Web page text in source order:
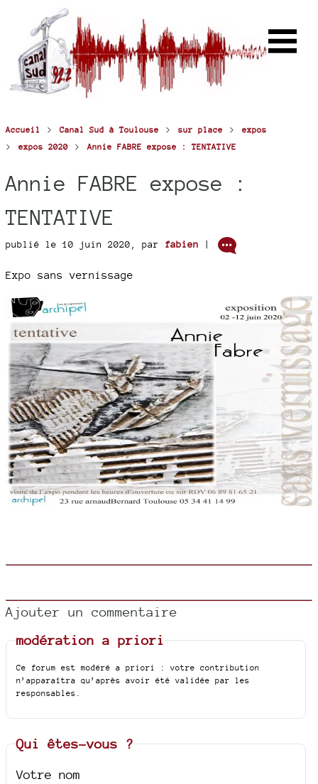
Accueil > Canal Sud à Toulouse > sur place > expos
> expos 2020 > Annie FABRE expose : TENTATIVE
Annie FABRE expose :
TENTATIVE
publié le 10 juin 2020, par fabien |
Expo sans vernissage
Ajouter un commentaire
modération a priori
Ce forum est modéré a priori : votre contribution
n’apparaîtra qu’après avoir été validée par les
responsables.
Qui êtes-vous ?
Votre nom